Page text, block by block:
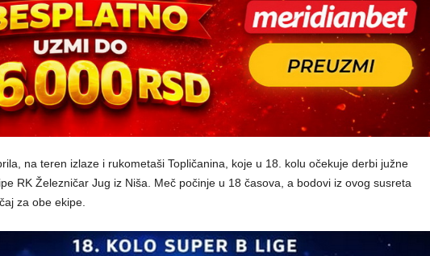
na teren izlaze i rukometaši Topličanina, koje u 18. kolu očekuje derbi južne
RK Železničar Jug iz Niša. Meč počinje u 18 časova, a bodovi iz ovog susreta
za obe ekipe.